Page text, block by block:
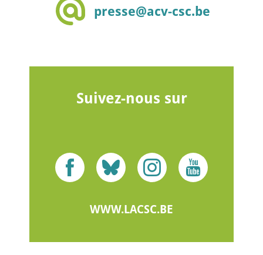
presse@acv-csc.be
Suivez-nous sur
WWW.LACSC.BE